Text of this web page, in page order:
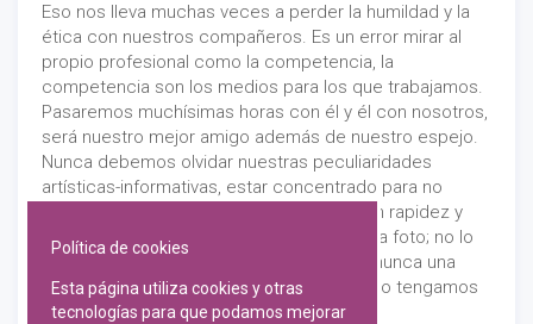
Eso nos lleva muchas veces a perder la humildad y la
ética con nuestros compañeros. Es un error mirar al
propio profesional como la competencia, la
competencia son los medios para los que trabajamos.
Pasaremos muchísimas horas con él y él con nosotros,
será nuestro mejor amigo además de nuestro espejo.
Nunca debemos olvidar nuestras peculiaridades
artísticas-informativas, estar concentrado para no
perder detalle y despierto para actuar con rapidez y
eficacia, lo más importante es no perder la foto; no lo
que hace el compañero. No nos sobrará nunca una
mano amiga que nos eche el cable cuando tengamos
problemas graves de equipo o de salud.
Política de cookies
Esta página utiliza cookies y otras
tecnologías para que podamos mejorar